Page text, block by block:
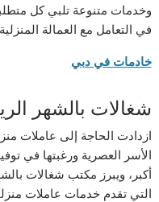
وخدمات متنوعة تلبي كل
في التعامل مع العمالة
خادمات في دبي
شغالات بالشهر
ازدادت الحاجة إلى عاملات
الأسر العصرية ورغبتها في
أكبر، ويبرز مكتب شغالات
التي تقدم خدمات عاملات